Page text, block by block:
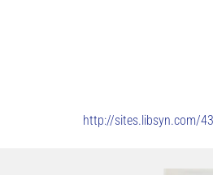
http://sites.libsyn.com/